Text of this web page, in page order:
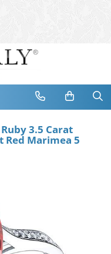
3.5 Carat
Red Marimea 5